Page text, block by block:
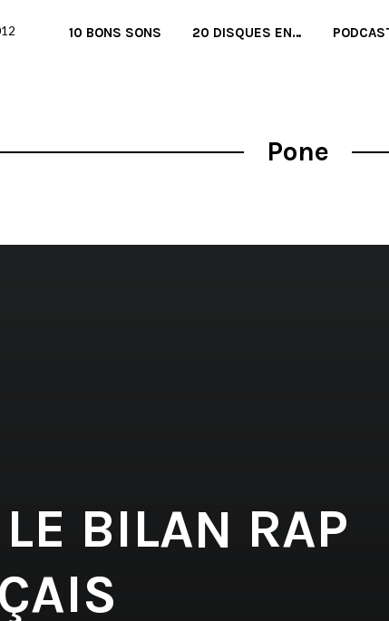
10 BONS SONS 20 DISQUES EN…
Pone
BILAN RAP